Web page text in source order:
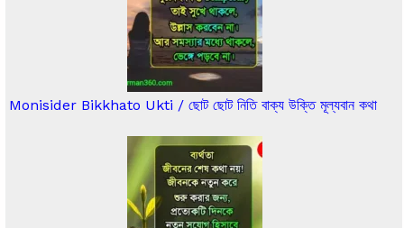
Monisider Bikkhato Ukti / ছোট ছোট নিতি বাক্য উক্তি মূল্যবান কথা